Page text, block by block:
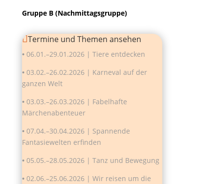
Gruppe B (Nachmittagsgruppe)
Termine und Themen ansehen
• 06.01.–29.01.2026 | Tiere entdecken
• 03.02.–26.02.2026 | Karneval auf der
ganzen Welt
• 03.03.–26.03.2026 | Fabelhafte
Märchenabenteuer
• 07.04.–30.04.2026 | Spannende
Fantasiewelten erfinden
• 05.05.–28.05.2026 | Tanz und Bewegung
• 02.06.–25.06.2026 | Wir reisen um die